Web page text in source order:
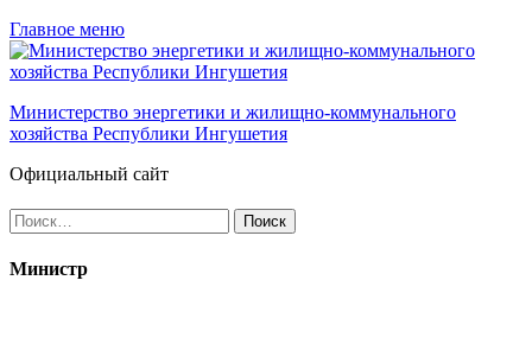
Главное меню
Министерство энергетики и жилищно-коммунального
хозяйства Республики Ингушетия
Официальный сайт
Найти:
Министр